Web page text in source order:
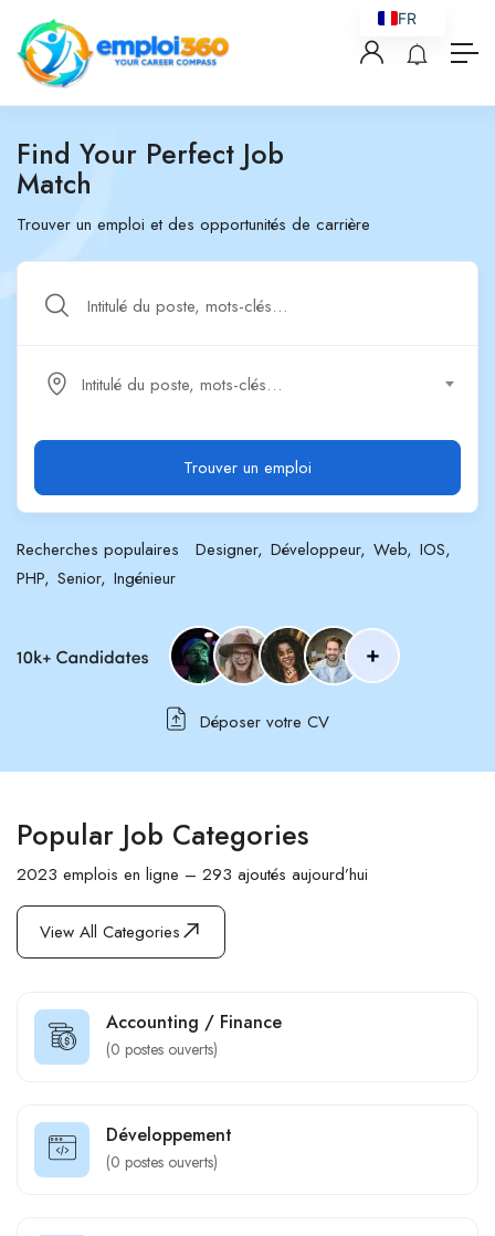
Find Your Perfect Job
Match
Trouver un emploi et des opportunités de carrière
Intitulé du poste, mots-clés…
Trouver un emploi
Recherches populaires Designer Développeur Web IOS
PHP Senior Ingénieur
Déposer votre CV
Popular Job Categories
2023 emplois en ligne – 293 ajoutés aujourd’hui
View All Categories
Accounting / Finance
(0 postes ouverts)
Développement
(0 postes ouverts)
FR